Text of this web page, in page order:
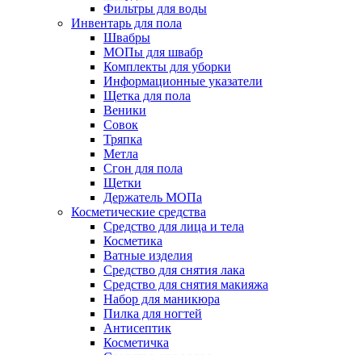
Фильтры для воды
Инвентарь для пола
Швабры
МОПы для швабр
Комплекты для уборки
Информационные указатели
Щетка для пола
Веники
Совок
Тряпка
Метла
Сгон для пола
Щетки
Держатель МОПа
Косметические средства
Средство для лица и тела
Косметика
Ватные изделия
Средство для снятия лака
Средство для снятия макияжа
Набор для маникюра
Пилка для ногтей
Антисептик
Косметичка